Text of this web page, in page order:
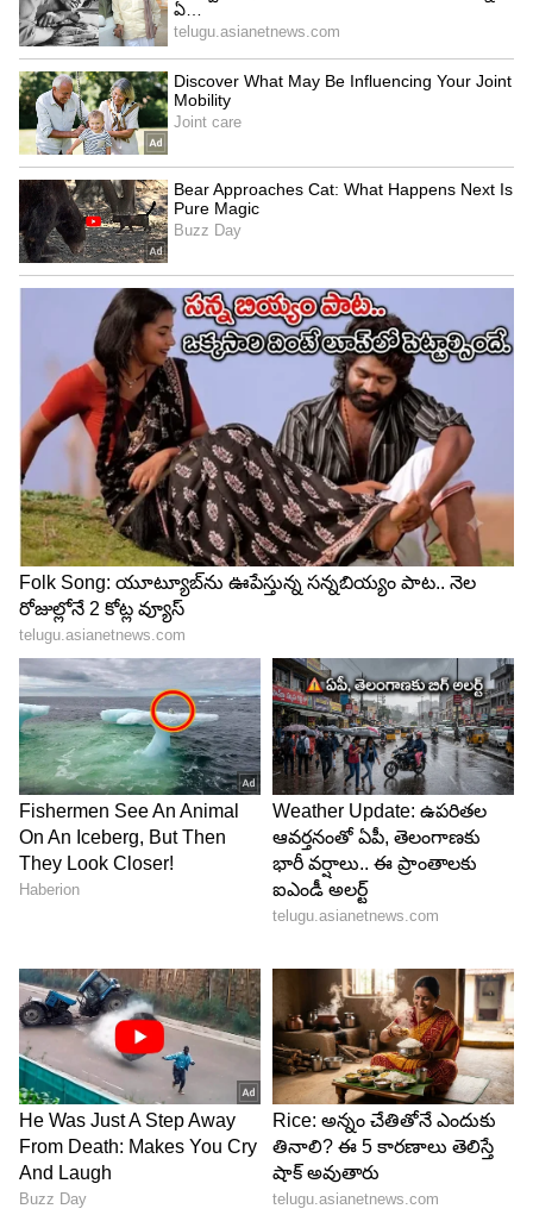
జయలలిత సెక్యూరిటీ మనుషులు పెళ్లి మండపానికి వచ్చి
కృష్ణను కలిసి మొదటి మూడు వరసల్లో కూర్చున్న అందరిని
లేపాలి అని అన్నారట. కాని అక్కడ కూర్చున్నది సాధారణ
మనుషులు కాదు.. అప్పటి ఆంధ్రప్రదేశ్‌ ముఖ్యమంత్రి తో
పాటు మంత్రులు సినీ రాజకీయ ప్రముఖులు ఆ వరుసలో
ఉన్నారు.
వాళ్ళందరిని లేపటం కృష్ణకు నచ్చలేదట అందుకే
ఒక్కరికోసం ఇంత మందిని ఎందుకు లేపాలి అని భావించిన
సూపర్ స్టార్ వెంటనే జయలలితకు ఫోన్ చేసి విషయం
మొత్తం వివరంగా చెప్పారట. మీరు పెళ్ళికి రావొద్దు, మీ
ఆశీర్వచనాలు ఉంటే చాలు అన్నారట. అప్పుడు జయలలిత
కూడా అర్ధం చేసుకుని కపుల్స్ కు విషెష్ తో పాటు...ప్లవర్
బొకే కూడా పంపించారట.
6
6